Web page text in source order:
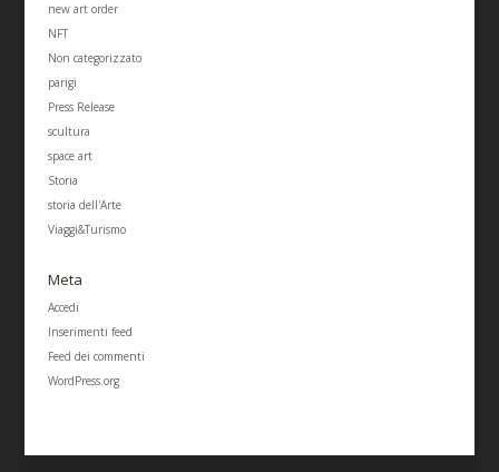
new art order
NFT
Non categorizzato
parigi
Press Release
scultura
space art
Storia
storia dell'Arte
Viaggi&Turismo
Meta
Accedi
Inserimenti feed
Feed dei commenti
WordPress.org